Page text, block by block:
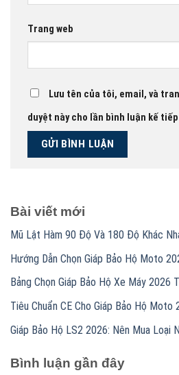
Trang web
Lưu tên của tôi, email, và
duyệt này cho lần bình luận kế
Bài viết mới
Mũ Lật Hàm 90 Độ Và 180 Độ Khác
Hướng Dẫn Chọn Giáp Bảo Hộ Moto
Bảng Chọn Giáp Bảo Hộ Xe Máy 2026
Tiêu Chuẩn CE Cho Giáp Bảo Hộ Moto
Giáp Bảo Hộ LS2 2026: Nên Mua Loại
Bình luận gần đây